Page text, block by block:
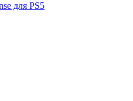
для PS5